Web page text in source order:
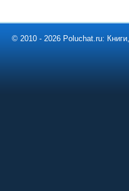
© 2010 - 2026 Poluchat.ru: